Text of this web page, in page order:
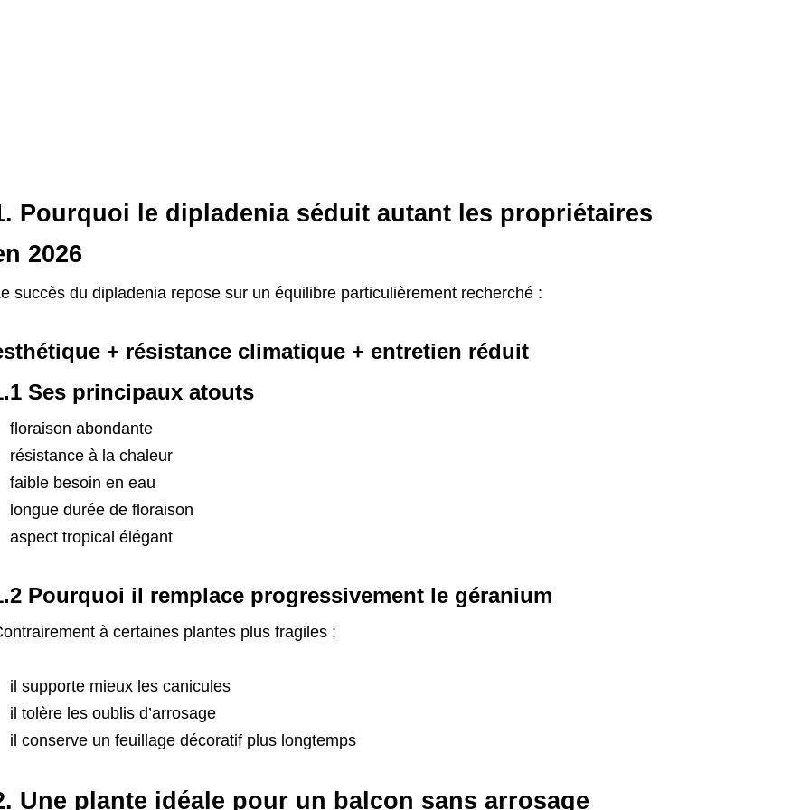
Pourquoi le dipladenia séduit autant les propriétaires
2026
succès du dipladenia repose sur un équilibre particulièrement recherché :
+ résistance climatique + entretien réduit
Ses principaux atouts
floraison abondante
résistance à la chaleur
faible besoin en eau
longue durée de floraison
aspect tropical élégant
Pourquoi il remplace progressivement le géranium
à certaines plantes plus fragiles :
il supporte mieux les canicules
il tolère les oublis d’arrosage
il conserve un feuillage décoratif plus longtemps
Une plante idéale pour un balcon sans arrosage